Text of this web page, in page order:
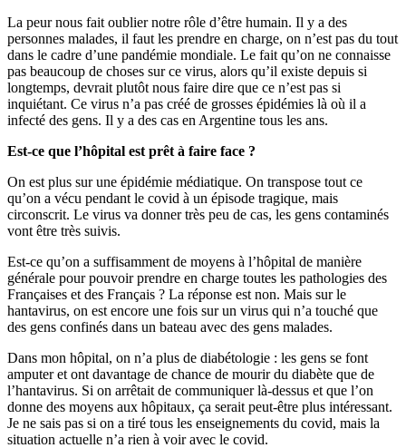
La peur nous fait oublier notre rôle d’être humain. Il y a des
personnes malades, il faut les prendre en charge, on n’est pas du tout
dans le cadre d’une pandémie mondiale. Le fait qu’on ne connaisse
pas beaucoup de choses sur ce virus, alors qu’il existe depuis si
longtemps, devrait plutôt nous faire dire que ce n’est pas si
inquiétant. Ce virus n’a pas créé de grosses épidémies là où il a
infecté des gens. Il y a des cas en Argentine tous les ans.
Est-ce que l’hôpital est prêt à faire face ?
On est plus sur une épidémie médiatique. On transpose tout ce
qu’on a vécu pendant le covid à un épisode tragique, mais
circonscrit. Le virus va donner très peu de cas, les gens contaminés
vont être très suivis.
Est-ce qu’on a suffisamment de moyens à l’hôpital de manière
générale pour pouvoir prendre en charge toutes les pathologies des
Françaises et des Français ? La réponse est non. Mais sur le
hantavirus, on est encore une fois sur un virus qui n’a touché que
des gens confinés dans un bateau avec des gens malades.
Dans mon hôpital, on n’a plus de diabétologie : les gens se font
amputer et ont davantage de chance de mourir du diabète que de
l’hantavirus. Si on arrêtait de communiquer là-dessus et que l’on
donne des moyens aux hôpitaux, ça serait peut-être plus intéressant.
Je ne sais pas si on a tiré tous les enseignements du covid, mais la
situation actuelle n’a rien à voir avec le covid.